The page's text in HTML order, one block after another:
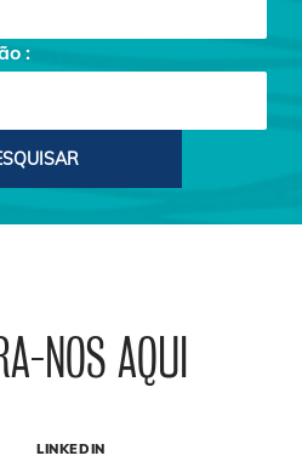
:
NOS AQUI
LINKEDIN